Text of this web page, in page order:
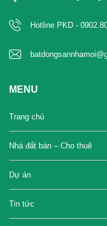
Hotline PKD -
MENU
Trang chủ
Nhà đất bán – Cho thuê
Dự án
Tin tức